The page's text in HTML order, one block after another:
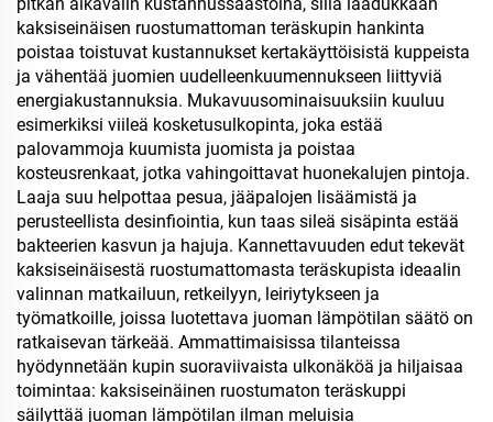
kaksiseinäisen ruostumattoman teräskupin hankinta
poistaa toistuvat kustannukset kertakäyttöisistä kuppeista
ja vähentää juomien uudelleenkuumennukseen liittyviä
energiakustannuksia. Mukavuusominaisuuksiin kuuluu
esimerkiksi viileä kosketusulkopinta, joka estää
palovammoja kuumista juomista ja poistaa
kosteusrenkaat, jotka vahingoittavat huonekalujen pintoja.
Laaja suu helpottaa pesua, jääpalojen lisäämistä ja
perusteellista desinfiointia, kun taas sileä sisäpinta estää
bakteerien kasvun ja hajuja. Kannettavuuden edut tekevät
kaksiseinäisestä ruostumattomasta teräskupista ideaalin
valinnan matkailuun, retkeilyyn, leiriytykseen ja
työmatkoille, joissa luotettava juoman lämpötilan säätö on
ratkaisevan tärkeää. Ammattimaisissa tilanteissa
hyödynnetään kupin suoraviivaista ulkonäköä ja hiljaisaa
toimintaa: kaksiseinäinen ruostumaton teräskuppi
säilyttää juoman lämpötilan ilman meluisia